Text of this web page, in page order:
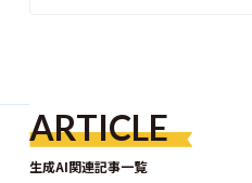
ARTICLE
生成AI関連記事一覧